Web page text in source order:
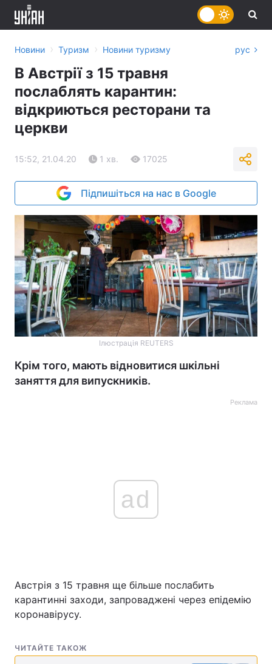
Головна Війна
Україна
Економіка
Новини › Туризм › Новини туризму рус
В Австрії з 15 травня
послаблять карантин:
відкриються ресторани та
церкви
15:52, 21.04.20 1 хв. 17025
Підпишіться на нас в Google
Ілюстрація REUTERS
Крім того, мають відновитися шкільні
заняття для випускників.
Реклама
ad
Австрія з 15 травня ще більше послабить
карантинні заходи, запроваджені через епідемію
коронавірусу.
ЧИТАЙТЕ ТАКОЖ